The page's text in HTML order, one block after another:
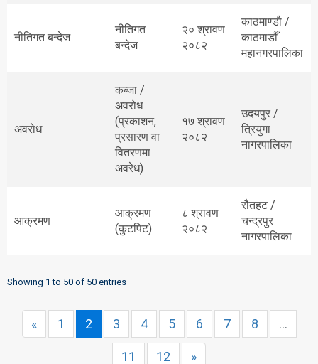
नीतिगत बन्देज
नीतिगत
बन्देज
२० श्रावण
२०८२
काठमाण्डौ /
काठमाडौँ
महानगरपालिका
अवराेध
कब्जा /
अवरोध
(प्रकाशन,
प्रसारण वा
वितरणमा
अवरेध)
१७ श्रावण
२०८२
उदयपुर /
त्रियुगा
नागरपालिका
आक्रमण
आक्रमण
(कुटपिट)
८ श्रावण
२०८२
रौतहट /
चन्द्रपुर
नागरपालिका
Showing 1 to 50 of 50 entries
« 1 2 3 4 5 6 7 8 ...
11 12 »